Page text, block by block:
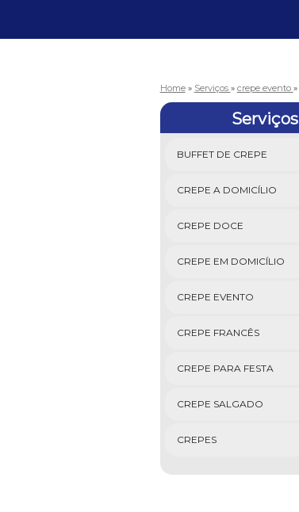
Home » Serviços » crepe evento »
Serviços
BUFFET DE CREPE
CREPE A DOMICÍLIO
CREPE DOCE
CREPE EM DOMICÍLIO
CREPE EVENTO
CREPE FRANCÊS
CREPE PARA FESTA
CREPE SALGADO
CREPES